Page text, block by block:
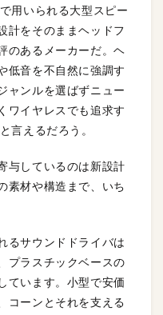
用いられる大型スピー
計をそのままヘッドフ
のあるメーカーだ。ヘ
低音を不自然に強調す
ャンルを選ばずニュー
ワイヤレスでも追求す
言えるだろう。
与しているのは新設計
素材や構造まで、いち
るサウンドドライバは
プラスチックベースの
ています。小型で安価
コーンとそれを支える